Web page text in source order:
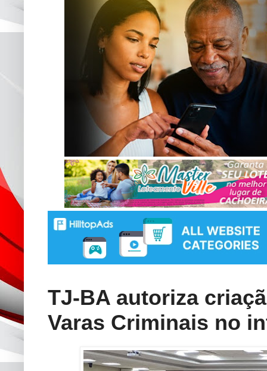
TJ-BA autoriza
Varas Criminais no